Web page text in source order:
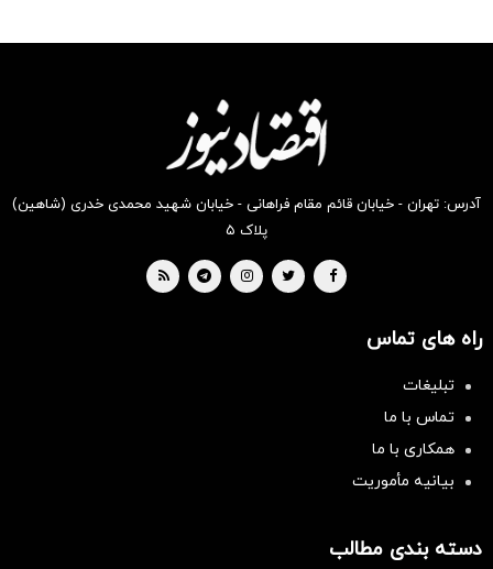
بخر !
بخر !
آدرس: تهران - خیابان قائم مقام فراهانی - خیابان شهید محمدی خدری (شاهین)
پلاک ۵
راه های تماس
تبلیغات
تماس با ما
همکاری با ما
بیانیه مأموریت
دسته بندی مطالب